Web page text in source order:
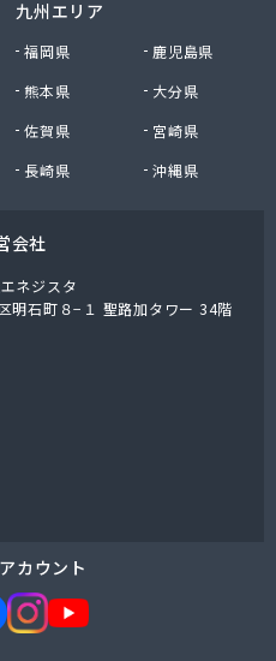
店 くらしサポート課
九州エリア
福岡県
鹿児島県
熊本県
大分県
佐賀県
宮崎県
長崎県
沖縄県
会社
ネジスタ
明石町８−１ 聖路加タワー 34階
カウント